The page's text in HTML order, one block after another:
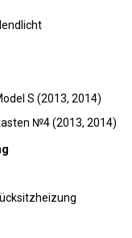
№4 (2013, 2014)